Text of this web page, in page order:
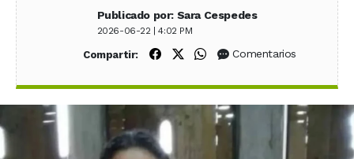
Publicado por: Sara Cespedes
2026-06-22 | 4:02 PM
Compartir: Compartir en Facebook
Compartir en X (Twitter)
Compartir en WhatsApp
Comentarios